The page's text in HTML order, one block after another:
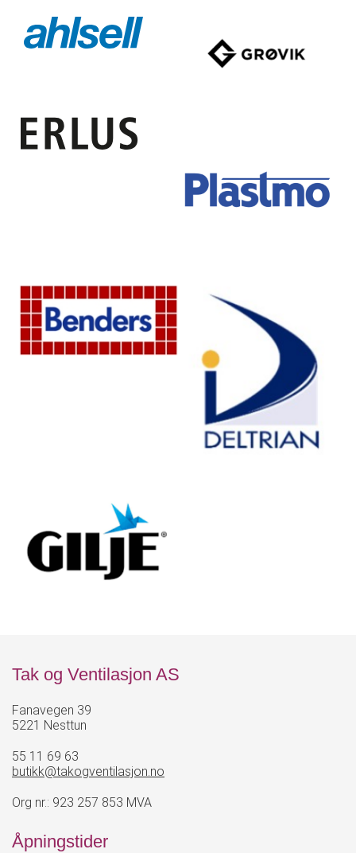
Tak og Ventilasjon AS
Fanavegen 39
5221 Nesttun
55 11 69 63
butikk@takogventilasjon.no
Org nr.: 923 257 853 MVA
Åpningstider